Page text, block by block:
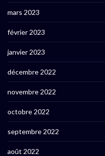
mars 2023
février 2023
janvier 2023
décembre 2022
novembre 2022
octobre 2022
septembre 2022
août 2022